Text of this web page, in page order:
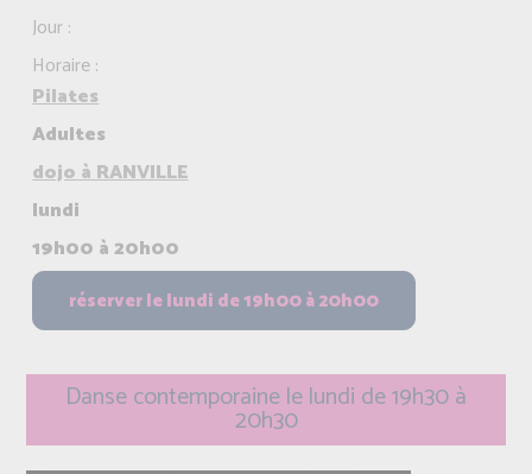
Jour :
Horaire :
Pilates
Adultes
dojo à RANVILLE
lundi
19h00 à 20h00
Danse contemporaine le lundi de 19h30 à
20h30